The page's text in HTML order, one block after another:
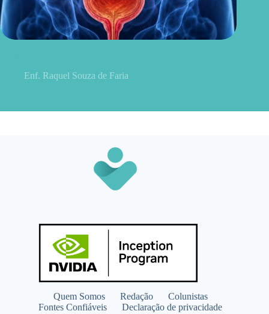
Enf. Raquel Souza de Faria
Quem Somos Redação
Colunistas
Fontes Confiáveis
Declaração de privacidade